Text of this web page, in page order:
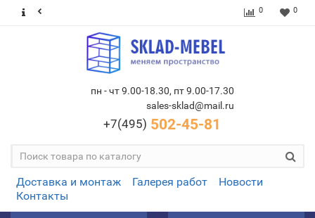
0 0
пн - чт 9.00-18.30, пт 9.00-17.30
sales-sklad@mail.ru
+7(495) 502-45-81
Доставка и монтаж Галерея работ
Новости
Контакты